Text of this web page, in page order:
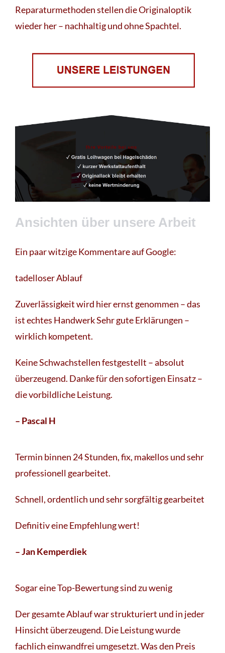
Reparaturmethoden stellen die Originaloptik
wieder her – nachhaltig und ohne Spachtel.
Ansichten über unsere Arbeit
Ein paar witzige Kommentare auf Google:
tadelloser Ablauf
Zuverlässigkeit wird hier ernst genommen – das
ist echtes Handwerk Sehr gute Erklärungen –
wirklich kompetent.
Keine Schwachstellen festgestellt – absolut
überzeugend. Danke für den sofortigen Einsatz –
die vorbildliche Leistung.
– Pascal H
Termin binnen 24 Stunden, fix, makellos und sehr
professionell gearbeitet.
Schnell, ordentlich und sehr sorgfältig gearbeitet
Definitiv eine Empfehlung wert!
– Jan Kemperdiek
Sogar eine Top-Bewertung sind zu wenig
Der gesamte Ablauf war strukturiert und in jeder
Hinsicht überzeugend. Die Leistung wurde
fachlich einwandfrei umgesetzt. Was den Preis